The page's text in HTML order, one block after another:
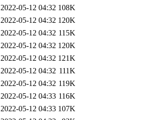
2022-05-12 04:32 108K
2022-05-12 04:32 120K
2022-05-12 04:32 115K
2022-05-12 04:32 120K
2022-05-12 04:32 121K
2022-05-12 04:32 111K
2022-05-12 04:32 119K
2022-05-12 04:33 116K
2022-05-12 04:33 107K